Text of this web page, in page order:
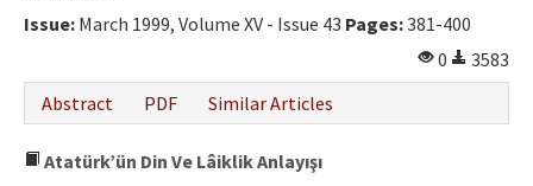
Issue: March 1999, Volume XV - Issue 43 Pages:381-400
0
3583
Abstract
PDF Similar Articles
Atatürk’ün Din Ve Lâiklik Anlayışı